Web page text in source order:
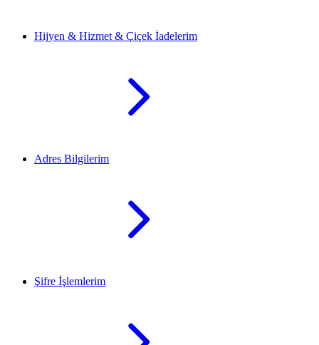
Hijyen & Hizmet & Çiçek İadelerim
Adres Bilgilerim
Şifre İşlemlerim